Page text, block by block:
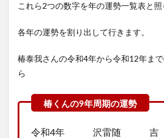
これら2つの数字を年の運勢一覧表と
各年の運勢を割り出して行きます。
椿泰我さんの令和4年から令和12年ま
ら
令和4年 沢雷随 吉